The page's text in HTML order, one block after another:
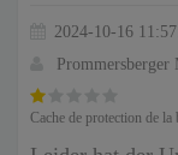
2024-10-16
Prommersberger
Cache de protection de